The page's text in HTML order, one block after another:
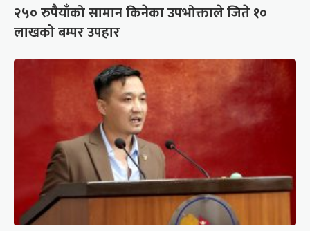
२५० रुपैयाँको सामान किनेका उपभोक्ताले जिते १०
लाखको बम्पर उपहार